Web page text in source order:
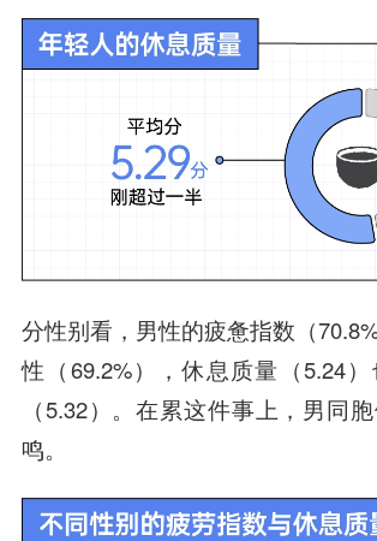
分性别看，男性的疲惫指数（
性（69.2%），休息质量（5.24
（5.32）。在累这件事上，男同
鸣。